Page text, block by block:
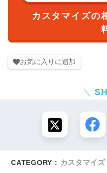
カスタマイズの
お気に入りに追加
CATEGORY : カスタマイズ